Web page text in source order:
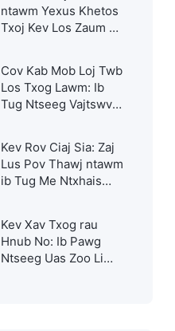
ntawm Yexus Khetos
Txoj Kev Los Zaum Ob
Cov Kab Mob Loj Twb
Los Txog Lawm: Ib
Tug Ntseeg Vajtswv
Es Thiaj Tau Vajtswv
Qhov Kev Tiv Thaiv?
Kev Rov Ciaj Sia: Zaj
Lus Pov Thawj ntawm
ib Tug Me Ntxhais
Txoj Sia
Kev Xav Txog rau
Hnub No: Ib Pawg
Ntseeg Uas Zoo Li